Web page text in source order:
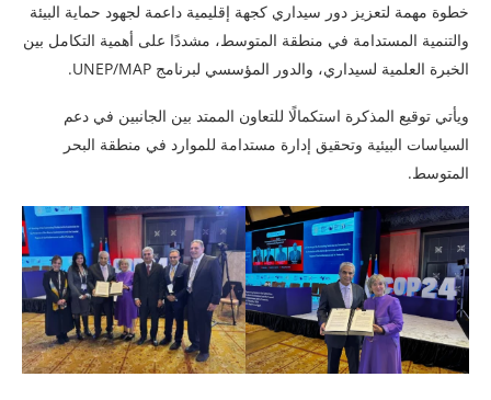
خطوة مهمة لتعزيز دور سيداري كجهة إقليمية داعمة لجهود حماية البيئة
والتنمية المستدامة في منطقة المتوسط، مشددًا على أهمية التكامل بين
الخبرة العلمية لسيداري، والدور المؤسسي لبرنامج UNEP/MAP.
ويأتي توقيع المذكرة استكمالًا للتعاون الممتد بين الجانبين في دعم
السياسات البيئية وتحقيق إدارة مستدامة للموارد في منطقة البحر
المتوسط.